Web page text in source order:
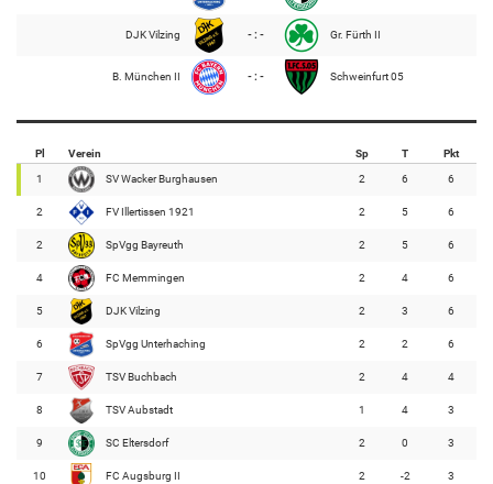
DJK Vilzing - : - Gr. Fürth II
B. München II - : - Schweinfurt 05
Pl Verein Sp T Pkt
1 SV Wacker Burghausen 2 6 6
2 FV Illertissen 1921 2 5 6
2 SpVgg Bayreuth 2 5 6
4 FC Memmingen 2 4 6
5 DJK Vilzing 2 3 6
6 SpVgg Unterhaching 2 2 6
7 TSV Buchbach 2 4 4
8 TSV Aubstadt 1 4 3
9 SC Eltersdorf 2 0 3
10 FC Augsburg II 2 -2 3